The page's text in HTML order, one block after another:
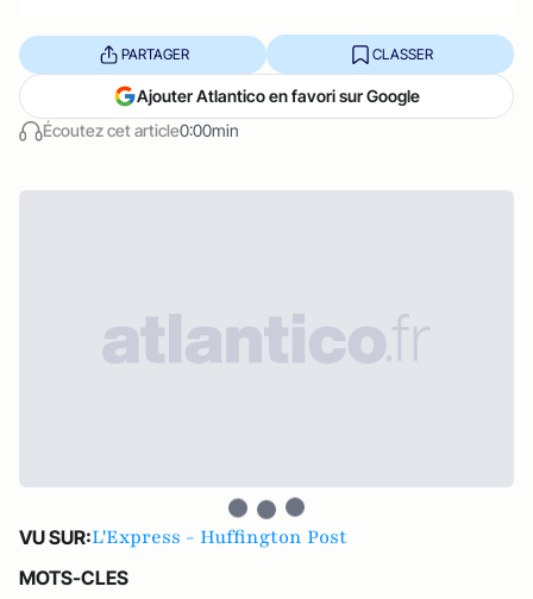
Écoutez cet article0:00min
PARTAGER CLASSER
Ajouter Atlantico en favori sur Google
VU SUR:L'Express - Huffington Post
MOTS-CLES